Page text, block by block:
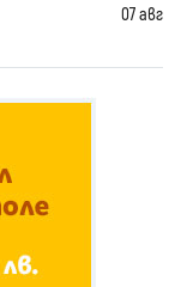
07 авг